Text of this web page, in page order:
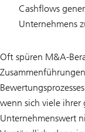
Cashflows
Unternehmens
Oft spüren M&A-
wenn sich viele
Unternehmenswert